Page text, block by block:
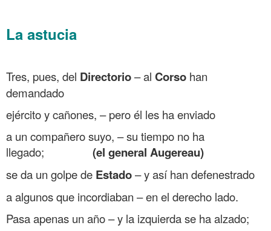
La astucia
Tres, pues, del Directorio– al Corso han
demandado
ejército y cañones, – pero él les ha enviado
a un compañero suyo, – su tiempo no ha
llegado; (el general Augereau)
se da un golpe de Estado– y así han defenestrado
a algunos que incordiaban – en el derecho lado.
Pasa apenas un año – y la izquierda se ha alzado;